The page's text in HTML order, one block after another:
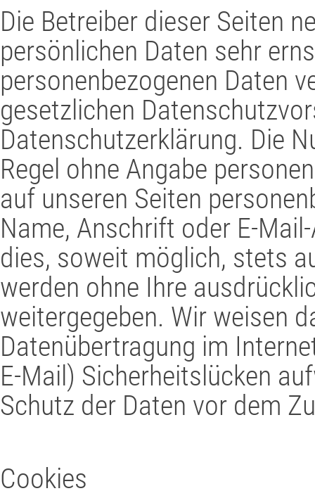
Die Betreiber dieser Seiten
persönlichen Daten sehr
personenbezogenen Daten
gesetzlichen
Datenschutzerklärung. Die
Regel ohne Angabe
auf unseren Seiten
Name, Anschrift oder E-
dies, soweit möglich, stets
werden ohne Ihre
weitergegeben. Wir weisen
Datenübertragung im
E-Mail) Sicherheitslücken
Schutz der Daten vor dem
Cookies